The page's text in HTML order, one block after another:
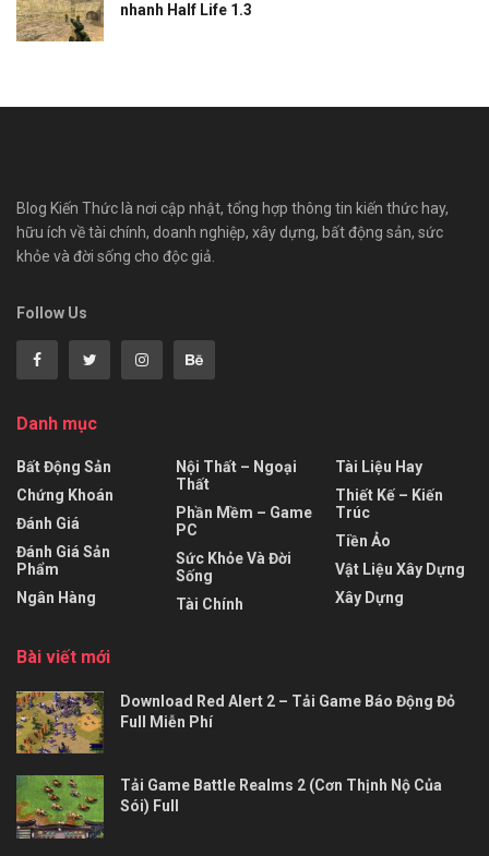
nhanh Half Life 1.3
Blog Kiến Thức là nơi cập nhật, tổng hợp thông tin kiến thức hay,
hữu ích về tài chính, doanh nghiệp, xây dựng, bất động sản, sức
khỏe và đời sống cho độc giả.
Follow Us
Danh mục
Bất Động Sản
Chứng Khoán
Đánh Giá
Đánh Giá Sản
Phẩm
Ngân Hàng
Nội Thất – Ngoại
Thất
Phần Mềm – Game
PC
Sức Khỏe Và Đời
Sống
Tài Chính
Tài Liệu Hay
Thiết Kế – Kiến
Trúc
Tiền Ảo
Vật Liệu Xây Dựng
Xây Dựng
Bài viết mới
Download Red Alert 2 – Tải Game Báo Động Đỏ
Full Miễn Phí
Tải Game Battle Realms 2 (Cơn Thịnh Nộ Của
Sói) Full